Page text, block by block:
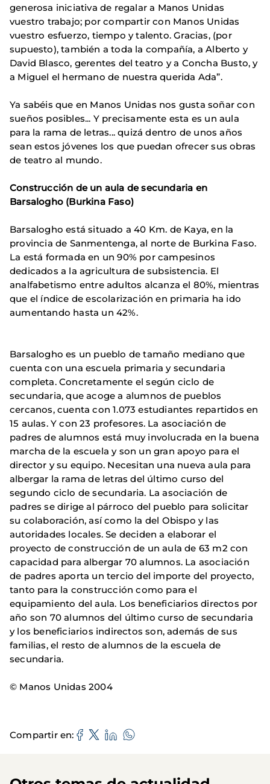
generosa iniciativa de regalar a Manos Unidas
vuestro trabajo; por compartir con Manos Unidas
vuestro esfuerzo, tiempo y talento. Gracias, (por
supuesto), también a toda la compañía, a Alberto y
David Blasco, gerentes del teatro y a Concha Busto, y
a Miguel el hermano de nuestra querida Ada”.
Ya sabéis que en Manos Unidas nos gusta soñar con
sueños posibles... Y precisamente esta es un aula
para la rama de letras... quizá dentro de unos años
sean estos jóvenes los que puedan ofrecer sus obras
de teatro al mundo.
Construcción de un aula de secundaria en
Barsalogho (Burkina Faso)
Barsalogho está situado a 40 Km. de Kaya, en la
provincia de Sanmentenga, al norte de Burkina Faso.
La está formada en un 90% por campesinos
dedicados a la agricultura de subsistencia. El
analfabetismo entre adultos alcanza el 80%, mientras
que el índice de escolarización en primaria ha ido
aumentando hasta un 42%.
Barsalogho es un pueblo de tamaño mediano que
cuenta con una escuela primaria y secundaria
completa. Concretamente el según ciclo de
secundaria, que acoge a alumnos de pueblos
cercanos, cuenta con 1.073 estudiantes repartidos en
15 aulas. Y con 23 profesores. La asociación de
padres de alumnos está muy involucrada en la buena
marcha de la escuela y son un gran apoyo para el
director y su equipo. Necesitan una nueva aula para
albergar la rama de letras del último curso del
segundo ciclo de secundaria. La asociación de
padres se dirige al párroco del pueblo para solicitar
su colaboración, así como la del Obispo y las
autoridades locales. Se deciden a elaborar el
proyecto de construcción de un aula de 63 m2 con
capacidad para albergar 70 alumnos. La asociación
de padres aporta un tercio del importe del proyecto,
tanto para la construcción como para el
equipamiento del aula. Los beneficiarios directos por
año son 70 alumnos del último curso de secundaria
y los beneficiarios indirectos son, además de sus
familias, el resto de alumnos de la escuela de
secundaria.
© Manos Unidas 2004
Compartir en